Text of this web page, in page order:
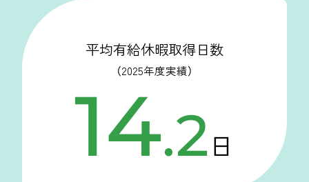
平均有給休暇取得日数
（2025年度実績）
14.2日